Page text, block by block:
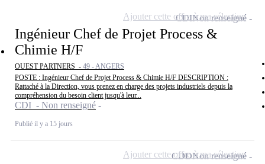
Ingénieur Chef de Projet Process &
Chimie H/F
OUEST PARTNERS - 49 - ANGERS
POSTE : Ingénieur Chef de Projet Process & Chimie H/F DESCRIPTION :
Rattaché à la Direction, vous prenez en charge des projets industriels depuis la
compréhension du besoin client jusqu'à leur...
CDI - Non renseigné
Publié il y a 15 jours
CDINon renseigné
Ajouter cette offre à ma sélection
CDDNon renseigné
Ajouter cette offre à ma sélection